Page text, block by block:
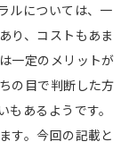
ルについては、一
り、コストもあま
一定のメリットが
の目で判断した方
あるようです。
す。今回の記載と